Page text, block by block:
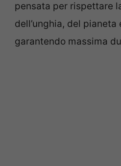
pensata per rispettare
dell’unghia, del pianeta
garantendo massima